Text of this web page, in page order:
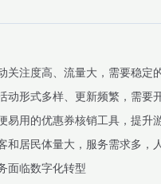
关注度高、流量大，需要稳定
动形式多样、更新频繁，需要
易用的优惠券核销工具，提升
和居民体量大，服务需求多，
面临数字化转型